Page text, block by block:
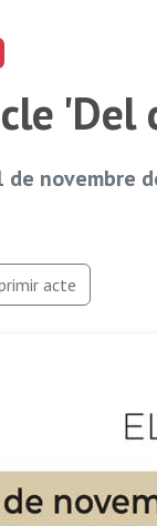
'Del
de novembre
acte